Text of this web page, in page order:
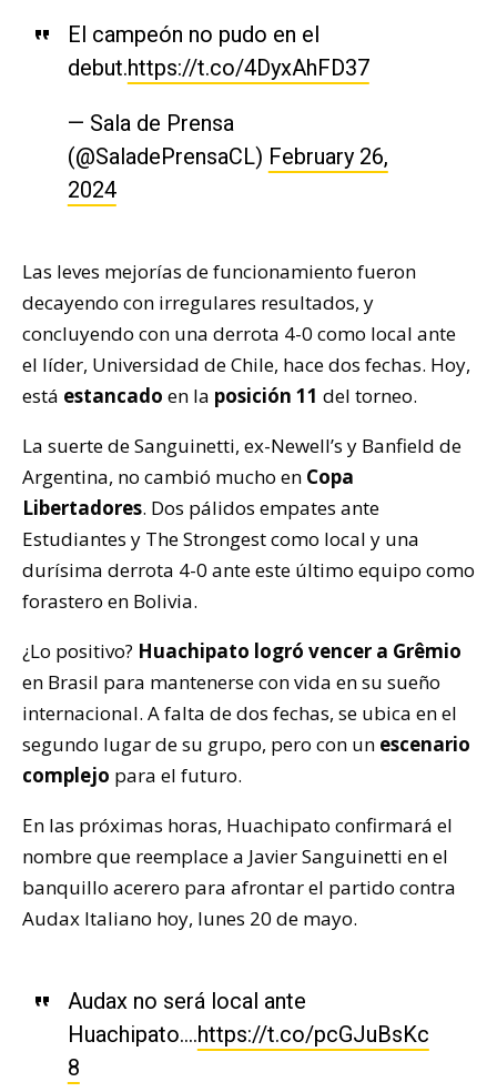
El campeón no pudo en el
debut.https://t.co/4DyxAhFD37
— Sala de Prensa
(@SaladePrensaCL) February 26,
2024
Las leves mejorías de funcionamiento fueron
decayendo con irregulares resultados, y
concluyendo con una derrota 4-0 como local ante
el líder, Universidad de Chile, hace dos fechas. Hoy,
está estancado en la posición 11 del torneo.
La suerte de Sanguinetti, ex-Newell’s y Banfield de
Argentina, no cambió mucho en Copa
Libertadores. Dos pálidos empates ante
Estudiantes y The Strongest como local y una
durísima derrota 4-0 ante este último equipo como
forastero en Bolivia.
¿Lo positivo? Huachipato logró vencer a Grêmio
en Brasil para mantenerse con vida en su sueño
internacional. A falta de dos fechas, se ubica en el
segundo lugar de su grupo, pero con un escenario
complejo para el futuro.
En las próximas horas, Huachipato confirmará el
nombre que reemplace a Javier Sanguinetti en el
banquillo acerero para afrontar el partido contra
Audax Italiano hoy, lunes 20 de mayo.
Audax no será local ante
Huachipato….https://t.co/pcGJuBsKc
8